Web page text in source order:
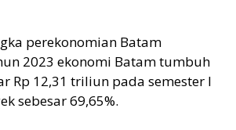
perekonomian Batam
2023 ekonomi Batam tumbuh
Rp 12,31 triliun pada semester I
sebesar 69,65%.